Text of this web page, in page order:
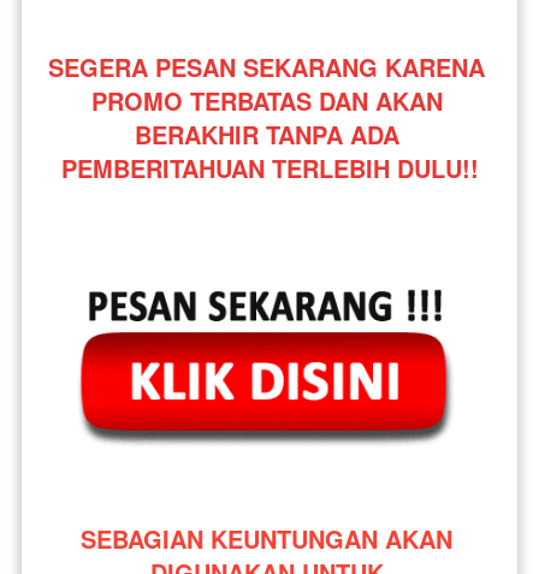
SEGERA PESAN SEKARANG KARENA
PROMO TERBATAS DAN AKAN
BERAKHIR TANPA ADA
PEMBERITAHUAN TERLEBIH DULU!!
SEBAGIAN KEUNTUNGAN AKAN